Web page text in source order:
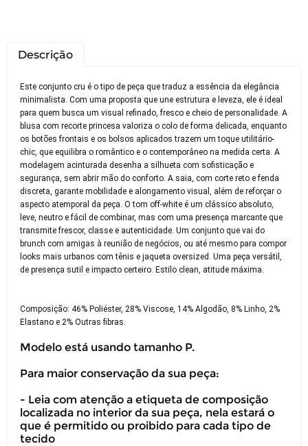
Descrição
Este conjunto cru é o tipo de peça que traduz a essência da elegância
minimalista. Com uma proposta que une estrutura e leveza, ele é ideal
para quem busca um visual refinado, fresco e cheio de personalidade. A
blusa com recorte princesa valoriza o colo de forma delicada, enquanto
os botões frontais e os bolsos aplicados trazem um toque utilitário-
chic, que equilibra o romântico e o contemporâneo na medida certa. A
modelagem acinturada desenha a silhueta com sofisticação e
segurança, sem abrir mão do conforto. A saia, com corte reto e fenda
discreta, garante mobilidade e alongamento visual, além de reforçar o
aspecto atemporal da peça. O tom off-white é um clássico absoluto,
leve, neutro e fácil de combinar, mas com uma presença marcante que
transmite frescor, classe e autenticidade. Um conjunto que vai do
brunch com amigas à reunião de negócios, ou até mesmo para compor
looks mais urbanos com tênis e jaqueta oversized. Uma peça versátil,
de presença sutil e impacto certeiro. Estilo clean, atitude máxima.
Composição: 46% Poliéster, 28% Viscose, 14% Algodão, 8% Linho, 2%
Elastano e 2% Outras fibras.
Modelo está usando tamanho P.
Para maior conservação da sua peça:
- Leia com atenção a etiqueta de composição
localizada no interior da sua peça, nela estará o
que é permitido ou proibido para cada tipo de
tecido